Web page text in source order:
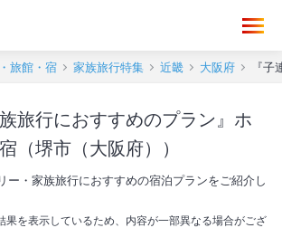
旅館・宿 家族旅行特集 近畿 大阪府 『
族旅行におすすめのプラン』ホ
（堺市（大阪府））
ー・家族旅行におすすめの宿泊プランをご紹介し
果を表示しているため、内容が一部異なる場合がござ